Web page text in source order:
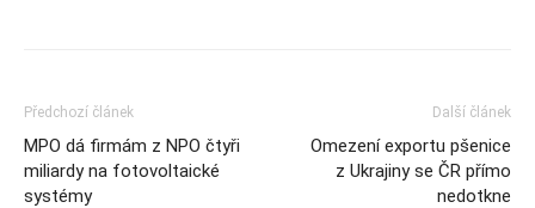
Předchozí článek
MPO dá firmám z NPO čtyři
miliardy na fotovoltaické
systémy
Další článek
Omezení exportu pšenice
z Ukrajiny se ČR přímo
nedotkne